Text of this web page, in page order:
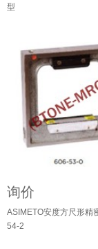
型
询价
ASIMETO安度方尺形精
54-2